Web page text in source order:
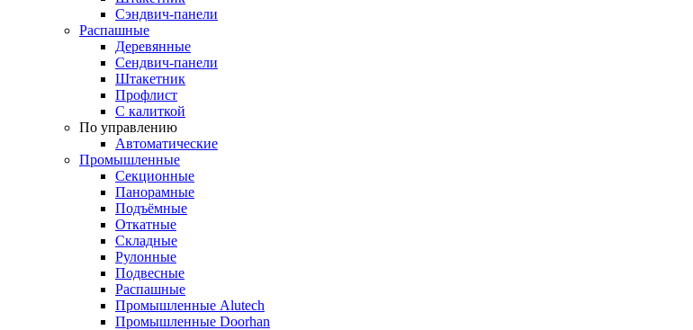
Сэндвич-панели
Распашные
Деревянные
Сендвич-панели
Штакетник
Профлист
С калиткой
По управлению
Автоматические
Промышленные
Секционные
Панорамные
Подъёмные
Откатные
Складные
Рулонные
Подвесные
Распашные
Промышленные Alutech
Промышленные Doorhan